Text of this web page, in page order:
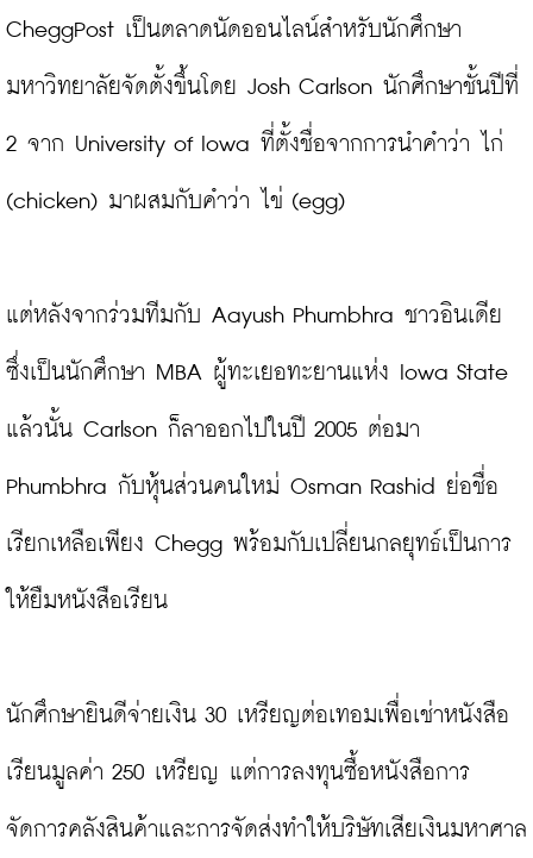
CheggPost เป็นตลาดนัดออนไลน์สำหรับนักศึกษา
มหาวิทยาลัยจัดตั้งขึ้นโดย Josh Carlson นักศึกษาชั้นปีที่
2 จาก University of Iowa ที่ตั้งชื่อจากการนำคำว่า ไก่
(chicken) มาผสมกับคำว่า ไข่ (egg)
แต่หลังจากร่วมทีมกับ Aayush Phumbhra ชาวอินเดีย
ซึ่งเป็นนักศึกษา MBA ผู้ทะเยอทะยานแห่ง Iowa State
แล้วนั้น Carlson ก็ลาออกไปในปี 2005 ต่อมา
Phumbhra กับหุ้นส่วนคนใหม่ Osman Rashid ย่อชื่อ
เรียกเหลือเพียง Chegg พร้อมกับเปลี่ยนกลยุทธ์เป็นการ
ให้ยืมหนังสือเรียน
นักศึกษายินดีจ่ายเงิน 30 เหรียญต่อเทอมเพื่อเช่าหนังสือ
เรียนมูลค่า 250 เหรียญ แต่การลงทุนซื้อหนังสือการ
จัดการคลังสินค้าและการจัดส่งทำให้บริษัทเสียเงินมหาศาล